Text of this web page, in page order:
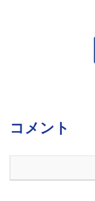
コメント